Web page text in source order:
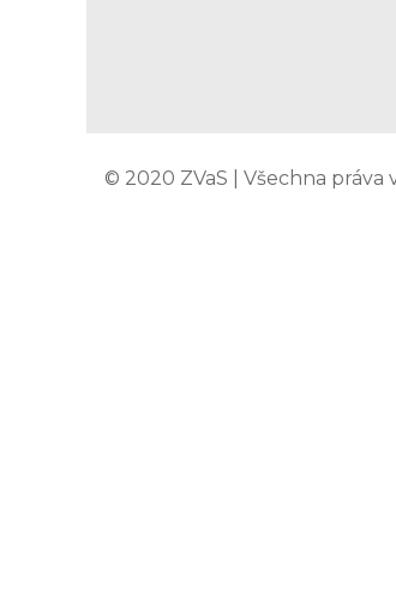
© 2020 ZVaS | Všechna práva